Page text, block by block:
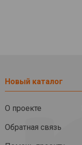
Новый каталог
О проекте
Обратная связь